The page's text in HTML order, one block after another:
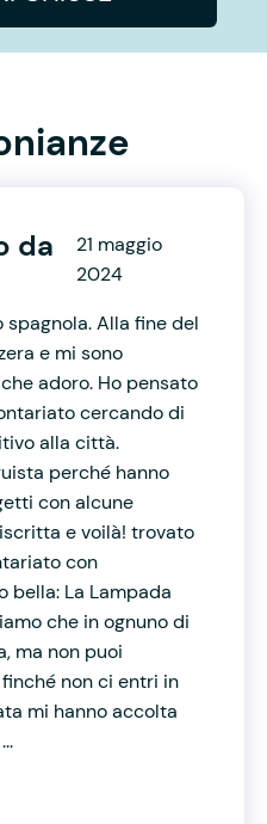
da
21 maggio
2024
spagnola. Alla fine del
e mi sono
adoro. Ho pensato
cercando di
alla città.
perché hanno
con alcune
e voilà! trovato
con
bella: La Lampada
che in ognuno di
ma non puoi
non ci entri in
mi hanno accolta